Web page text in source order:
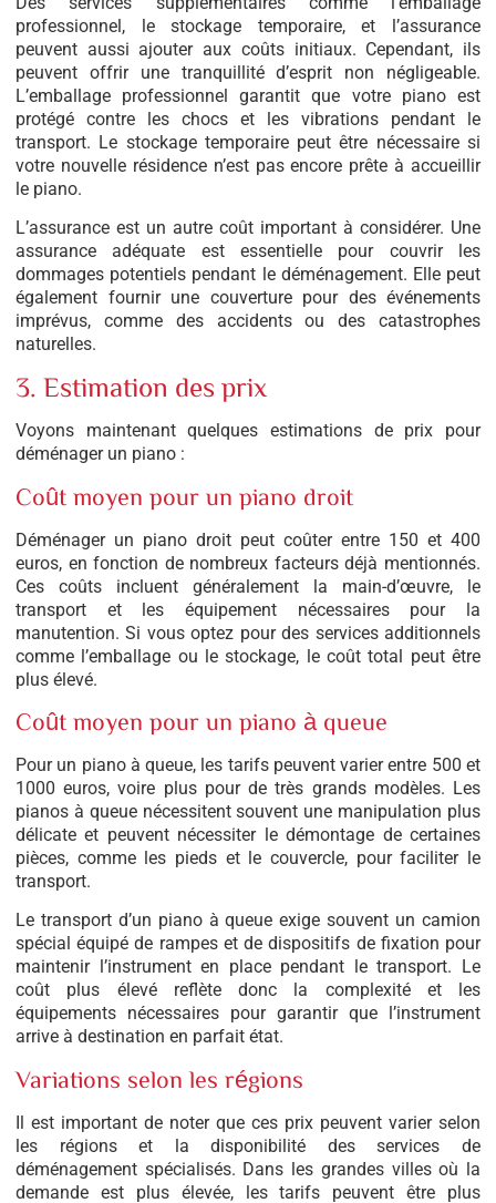
professionnel, le stockage temporaire, et l’assurance
peuvent aussi ajouter aux coûts initiaux. Cependant, ils
peuvent offrir une tranquillité d’esprit non négligeable.
L’emballage professionnel garantit que votre piano est
protégé contre les chocs et les vibrations pendant le
transport. Le stockage temporaire peut être nécessaire si
votre nouvelle résidence n’est pas encore prête à accueillir
le piano.
L’assurance est un autre coût important à considérer. Une
assurance adéquate est essentielle pour couvrir les
dommages potentiels pendant le déménagement. Elle peut
également fournir une couverture pour des événements
imprévus, comme des accidents ou des catastrophes
naturelles.
3. Estimation des prix
Voyons maintenant quelques estimations de prix pour
déménager un piano :
Coût moyen pour un piano droit
Déménager un piano droit peut coûter entre 150 et 400
euros, en fonction de nombreux facteurs déjà mentionnés.
Ces coûts incluent généralement la main-d’œuvre, le
transport et les équipement nécessaires pour la
manutention. Si vous optez pour des services additionnels
comme l’emballage ou le stockage, le coût total peut être
plus élevé.
Coût moyen pour un piano à queue
Pour un piano à queue, les tarifs peuvent varier entre 500 et
1000 euros, voire plus pour de très grands modèles. Les
pianos à queue nécessitent souvent une manipulation plus
délicate et peuvent nécessiter le démontage de certaines
pièces, comme les pieds et le couvercle, pour faciliter le
transport.
Le transport d’un piano à queue exige souvent un camion
spécial équipé de rampes et de dispositifs de fixation pour
maintenir l’instrument en place pendant le transport. Le
coût plus élevé reflète donc la complexité et les
équipements nécessaires pour garantir que l’instrument
arrive à destination en parfait état.
Variations selon les régions
Il est important de noter que ces prix peuvent varier selon
les régions et la disponibilité des services de
déménagement spécialisés. Dans les grandes villes où la
demande est plus élevée, les tarifs peuvent être plus